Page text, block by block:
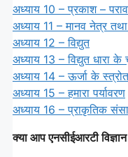
अध्याय 10 – प्रकाश –
अध्याय 11 – मानव नेत्र तथा
अध्याय 12 – विद्युत
अध्याय 13 – विद्युत धारा के
अध्याय 14 – ऊर्जा के स्त्रोत
अध्याय 15 – हमारा पर्यावरण
अध्याय 16 – प्राकृतिक
क्या आप एनसीईआरटी